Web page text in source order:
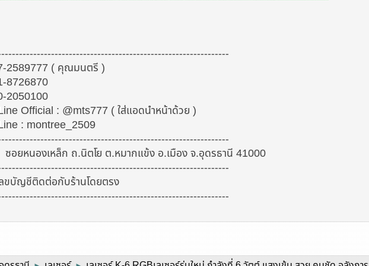
2589777 ( คุณมนตรี )
8726870
2050100
Official : @mts777 ( ใส่แอดนำหน้าด้วย )
: montree_2509
อยหนองเหล็ก ถ.นิตโย ต.หมากแข้ง อ.เมือง จ.อุดรธานี 41000
ขบัญชีติดต่อกับร้านโดยตรง